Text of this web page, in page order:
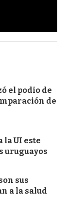
el podio de
de
la UI este
uruguayos
sus
a la salud